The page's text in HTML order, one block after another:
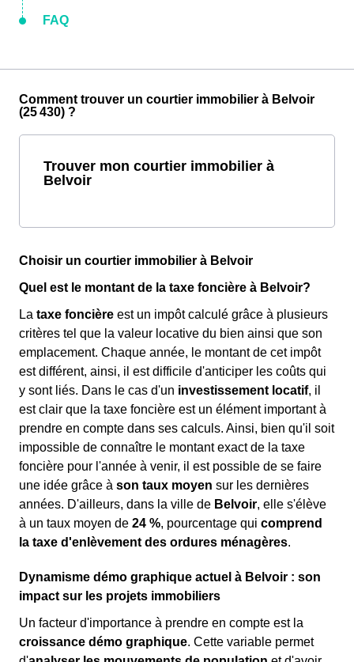
FAQ
Comment trouver un courtier immobilier à Belvoir
(25 430) ?
Trouver mon courtier immobilier à
Belvoir
Choisir un courtier immobilier à Belvoir
Quel est le montant de la taxe foncière à Belvoir?
La taxe foncière est un impôt calculé grâce à plusieurs
critères tel que la valeur locative du bien ainsi que son
emplacement. Chaque année, le montant de cet impôt
est différent, ainsi, il est difficile d'anticiper les coûts qui
y sont liés. Dans le cas d'un investissement locatif, il
est clair que la taxe foncière est un élément important à
prendre en compte dans ses calculs. Ainsi, bien qu'il soit
impossible de connaître le montant exact de la taxe
foncière pour l'année à venir, il est possible de se faire
une idée grâce à son taux moyen sur les dernières
années. D'ailleurs, dans la ville de Belvoir, elle s'élève
à un taux moyen de 24 %, pourcentage qui comprend
la taxe d'enlèvement des ordures ménagères.
Dynamisme démo graphique actuel à Belvoir : son
impact sur les projets immobiliers
Un facteur d'importance à prendre en compte est la
croissance démo graphique. Cette variable permet